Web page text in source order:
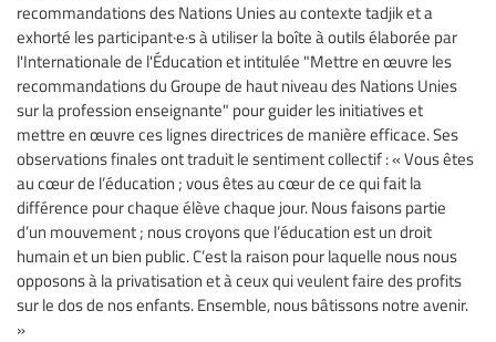
recommandations des Nations Unies au contexte tadjik et a
exhorté les participant·e·s à utiliser la boîte à outils élaborée par
l'Internationale de l'Éducation et intitulée "Mettre en œuvre les
recommandations du Groupe de haut niveau des Nations Unies
sur la profession enseignante" pour guider les initiatives et
mettre en œuvre ces lignes directrices de manière efficace. Ses
observations finales ont traduit le sentiment collectif : « Vous êtes
au cœur de l’éducation ; vous êtes au cœur de ce qui fait la
différence pour chaque élève chaque jour. Nous faisons partie
d’un mouvement ; nous croyons que l’éducation est un droit
humain et un bien public. C’est la raison pour laquelle nous nous
opposons à la privatisation et à ceux qui veulent faire des profits
sur le dos de nos enfants. Ensemble, nous bâtissons notre avenir.
»